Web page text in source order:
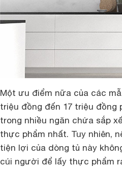
Một ưu điểm nữa của các
triệu đồng đến 17 triệu
trong nhiều ngăn chứa sắp
thực phẩm nhất. Tuy nhiên,
tiện lợi của dòng tủ này
cúi người để lấy thực phẩm